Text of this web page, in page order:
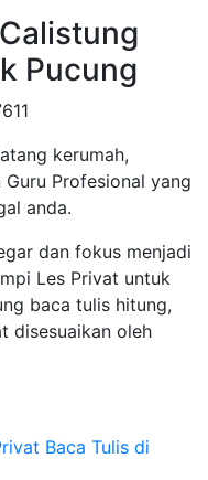
Pucung
kerumah,
Guru Profesional yang
anda.
dan fokus menjadi
Les Privat untuk
baca tulis hitung,
disesuaikan oleh
Baca Tulis di